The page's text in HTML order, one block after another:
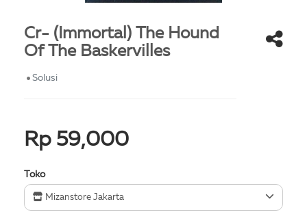
Cr- (Immortal) The Hound
Of The Baskervilles
Solusi
Rp 59,000
Toko
Mizanstore Jakarta